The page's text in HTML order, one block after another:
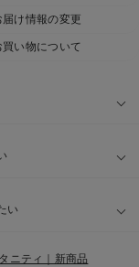
届け情報の変更
買い物について
い
ニティ｜新商品